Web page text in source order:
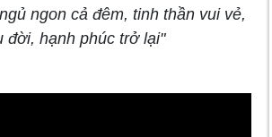
ngon cả đêm, tinh thần vui vẻ,
đời, hạnh phúc trở lại"